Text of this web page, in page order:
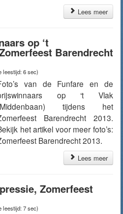
Lees meer
op ‘t
Barendrecht
leestijd: 6 sec)
van de Funfare en de
op ‘t Vlak
tijdens het
Barendrecht 2013.
het artikel voor meer foto’s:
Barendrecht 2013.
Lees meer
Zomerfeest
leestijd: 7 sec)